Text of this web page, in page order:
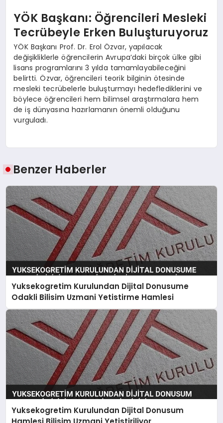
YÖK Başkanı: Öğrencileri Mesleki
Tecrübeyle Erken Buluşturuyoruz
YÖK Başkanı Prof. Dr. Erol Özvar, yapılacak
değişikliklerle öğrencilerin Avrupa’daki birçok ülke gibi
lisans programlarını 3 yılda tamamlayabileceğini
belirtti. Özvar, öğrencileri teorik bilginin ötesinde
mesleki tecrübelerle buluşturmayı hedeflediklerini ve
böylece öğrencileri hem bilimsel araştırmalara hem
de iş dünyasına hazırlamanın önemli olduğunu
vurguladı.
Benzer Haberler
Yuksekogretim Kurulundan Dijital Donusume
Odakli Bilisim Uzmani Yetistirme Hamlesi
Yuksekogretim Kurulundan Dijital Donusum